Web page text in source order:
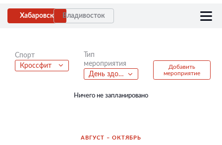
Хабаровск Владивосток
Спорт
Кроссфит
Тип
мероприятия
День здорового образа жизни
Добавить
мероприятие
Ничего не запланировано
АВГУСТ – ОКТЯБРЬ